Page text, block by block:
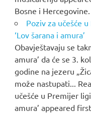
Bosne i Hercegovine.
Poziv za učešće
‘Lov šarana i amura’
Obavještavaju se
amura’ da će se 3.
godine na jezeru
može nastupati...
učešće u Premijer
amura’ appeared